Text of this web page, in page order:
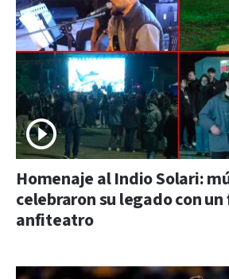
Homenaje al Indio Solari:
celebraron su legado con
anfiteatro